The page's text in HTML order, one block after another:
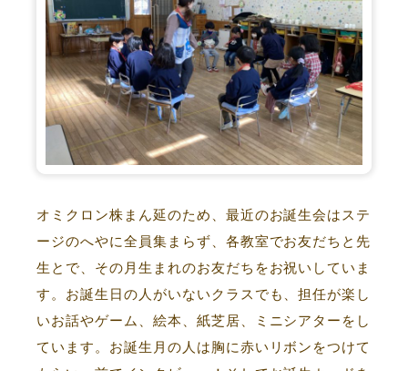
オミクロン株まん延のため、最近のお誕生会はステ
ージのへやに全員集まらず、各教室でお友だちと先
生とで、その月生まれのお友だちをお祝いしていま
す。お誕生日の人がいないクラスでも、担任が楽し
いお話やゲーム、絵本、紙芝居、ミニシアターをし
ています。お誕生月の人は胸に赤いリボンをつけて